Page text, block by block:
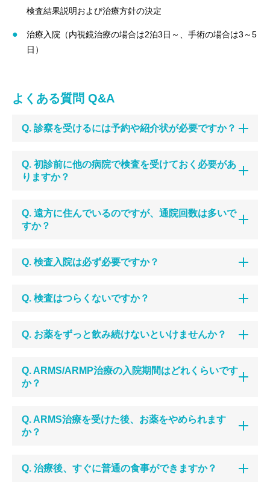
検査結果説明および治療方針の決定
治療入院（内視鏡治療の場合は2泊3日～、手術の場合は3～5
日）
よくある質問 Q&A
Q. 診察を受けるには予約や紹介状が必要ですか？
Q. 初診前に他の病院で検査を受けておく必要があ
りますか？
Q. 遠方に住んでいるのですが、通院回数は多いで
すか？
Q. 検査入院は必ず必要ですか？
Q. 検査はつらくないですか？
Q. お薬をずっと飲み続けないといけませんか？
Q. ARMS/ARMP治療の入院期間はどれくらいです
か？
Q. ARMS治療を受けた後、お薬をやめられます
か？
Q. 治療後、すぐに普通の食事ができますか？